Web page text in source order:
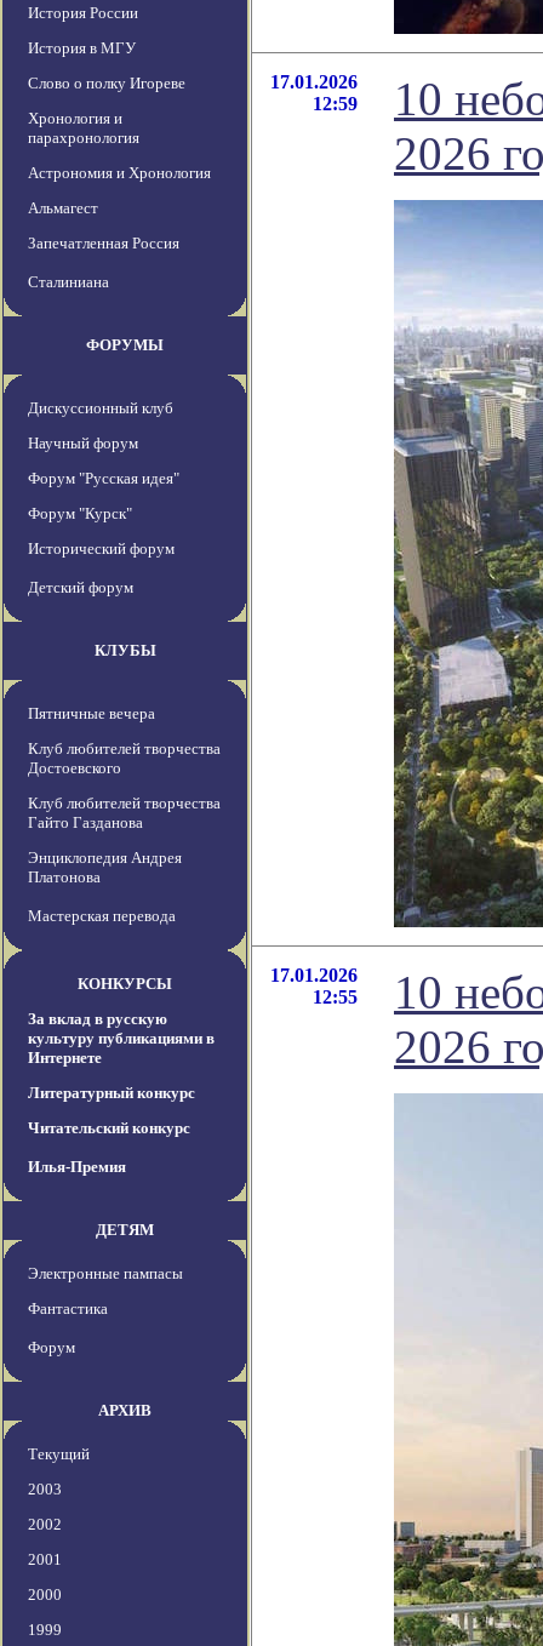
История России
История в МГУ
Слово о полку Игореве
Хронология и
парахронология
Астрономия и Хронология
Альмагест
Запечатленная Россия
Сталиниана
ФОРУМЫ
Дискуссионный клуб
Научный форум
Форум "Русская идея"
Форум "Курск"
Исторический форум
Детский форум
КЛУБЫ
Пятничные вечера
Клуб любителей творчества
Достоевского
Клуб любителей творчества
Гайто Газданова
Энциклопедия Андрея
Платонова
Мастерская перевода
КОНКУРСЫ
За вклад в русскую
культуру публикациями в
Интернете
Литературный конкурс
Читательский конкурс
Илья-Премия
ДЕТЯМ
Электронные пампасы
Фантастика
Форум
АРХИВ
Текущий
2003
2002
2001
2000
1999
17.01.2026
12:59
10
2026
17.01.2026
12:55
10
2026